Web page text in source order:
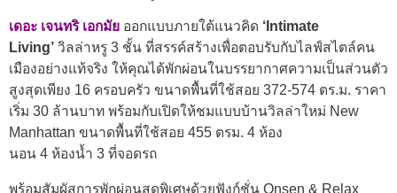
เดอะ เจนทริ เอกมัย ออกแบบภายใต้แนวคิด ‘Intimate
Living’ วิลล่าหรู 3 ชั้น ที่สรรค์สร้างเพื่อตอบรับกับไลฟ์สไตล์คน
เมืองอย่างแท้จริง ให้คุณได้พักผ่อนในบรรยากาศความเป็นส่วนตัว
สูงสุดเพียง 16 ครอบครัว ขนาดพื้นที่ใช้สอย 372-574 ตร.ม. ราคา
เริ่ม 30 ล้านบาท พร้อมกับเปิดให้ชมแบบบ้านวิลล่าใหม่ New
Manhattan ขนาดพื้นที่ใช้สอย 455 ตรม. 4 ห้อง
นอน 4 ห้องน้ำ 3 ที่จอดรถ
พร้อมสัมผัสการพักผ่อนสุดพิเศษด้วยฟังก์ชั่น Onsen & Relax